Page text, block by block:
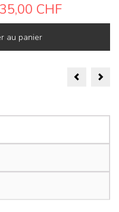
35,00 CHF
au panier